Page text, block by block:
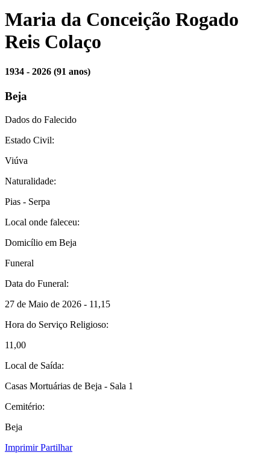
Maria da Conceição Rogado
Reis Colaço
1934 - 2026 (91 anos)
Beja
Dados do Falecido
Estado Civil:
Viúva
Naturalidade:
Pias - Serpa
Local onde faleceu:
Domicílio em Beja
Funeral
Data do Funeral:
27 de Maio de 2026 - 11,15
Hora do Serviço Religioso:
11,00
Local de Saída:
Casas Mortuárias de Beja - Sala 1
Cemitério:
Beja
Imprimir Partilhar